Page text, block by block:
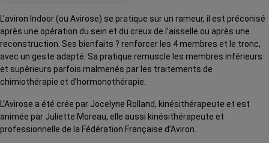
L’aviron Indoor (ou Avirose) se pratique sur un rameur, il est préconisé
après une opération du sein et du creux de l’aisselle ou après une
reconstruction. Ses bienfaits ? renforcer les 4 membres et le tronc,
avec un geste adapté. Sa pratique remuscle les membres inférieurs
et supérieurs parfois malmenés par les traitements de
chimiothérapie et d’hormonothérapie.
L’Avirose a été crée par Jocelyne Rolland, kinésithérapeute et est
animée par Juliette Moreau, elle aussi kinésithérapeute et
professionnelle de la Fédération Française d’Aviron.